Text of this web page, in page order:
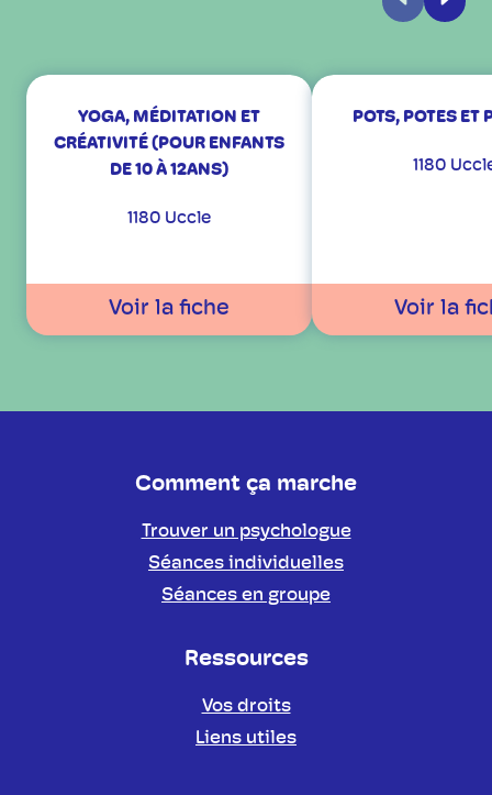
YOGA, MÉDITATION ET
CRÉATIVITÉ (POUR ENFANTS
DE 10 À 12ANS)
1180 Uccle
Voir la fiche
POTS, POTES ET
1180
Voir la
Comment ça marche
Trouver un psychologue
Séances individuelles
Séances en groupe
Ressources
Vos droits
Liens utiles